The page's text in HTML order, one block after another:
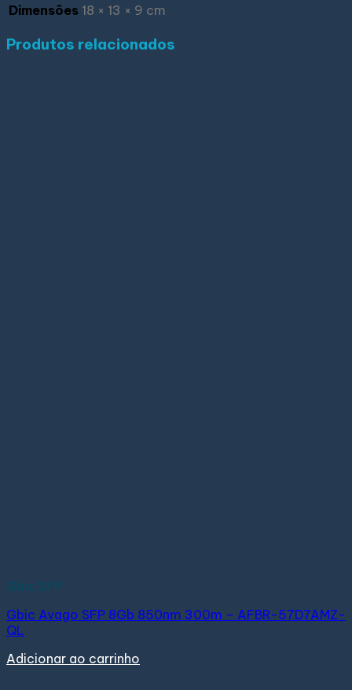
Dimensões 18 × 13 × 9 cm
Produtos relacionados
Gbic SFP
Gbic Avago SFP 8Gb 850nm 300m – AFBR-57D7AMZ-
QL
Adicionar ao carrinho